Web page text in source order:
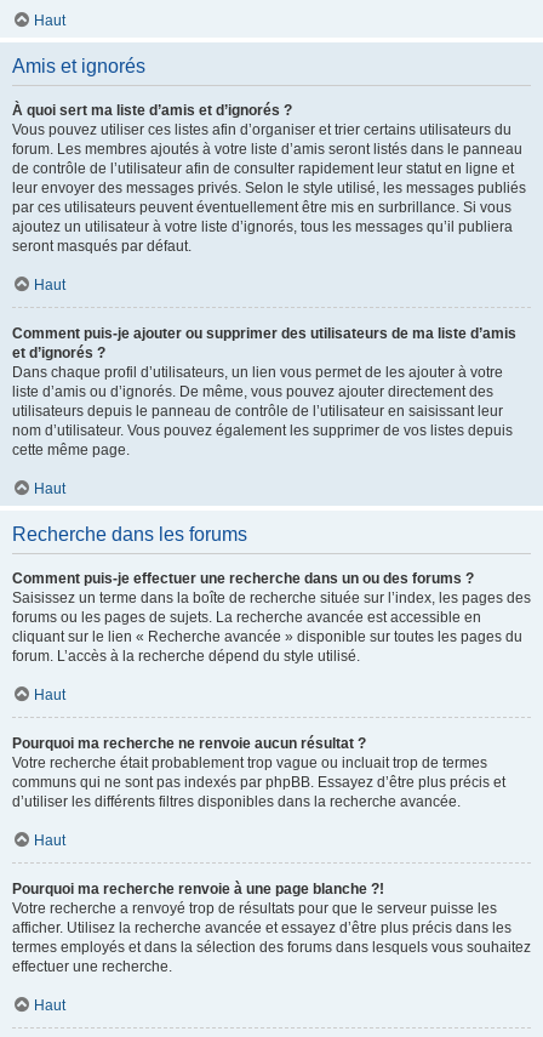
Haut
Amis et ignorés
À quoi sert ma liste d’amis et d’ignorés ?
Vous pouvez utiliser ces listes afin d’organiser et trier certains utilisateurs du
forum. Les membres ajoutés à votre liste d’amis seront listés dans le panneau
de contrôle de l’utilisateur afin de consulter rapidement leur statut en ligne et
leur envoyer des messages privés. Selon le style utilisé, les messages publiés
par ces utilisateurs peuvent éventuellement être mis en surbrillance. Si vous
ajoutez un utilisateur à votre liste d’ignorés, tous les messages qu’il publiera
seront masqués par défaut.
Haut
Comment puis-je ajouter ou supprimer des utilisateurs de ma liste d’amis
et d’ignorés ?
Dans chaque profil d’utilisateurs, un lien vous permet de les ajouter à votre
liste d’amis ou d’ignorés. De même, vous pouvez ajouter directement des
utilisateurs depuis le panneau de contrôle de l’utilisateur en saisissant leur
nom d’utilisateur. Vous pouvez également les supprimer de vos listes depuis
cette même page.
Haut
Recherche dans les forums
Comment puis-je effectuer une recherche dans un ou des forums ?
Saisissez un terme dans la boîte de recherche située sur l’index, les pages des
forums ou les pages de sujets. La recherche avancée est accessible en
cliquant sur le lien « Recherche avancée » disponible sur toutes les pages du
forum. L’accès à la recherche dépend du style utilisé.
Haut
Pourquoi ma recherche ne renvoie aucun résultat ?
Votre recherche était probablement trop vague ou incluait trop de termes
communs qui ne sont pas indexés par phpBB. Essayez d’être plus précis et
d’utiliser les différents filtres disponibles dans la recherche avancée.
Haut
Pourquoi ma recherche renvoie à une page blanche ?!
Votre recherche a renvoyé trop de résultats pour que le serveur puisse les
afficher. Utilisez la recherche avancée et essayez d’être plus précis dans les
termes employés et dans la sélection des forums dans lesquels vous souhaitez
effectuer une recherche.
Haut